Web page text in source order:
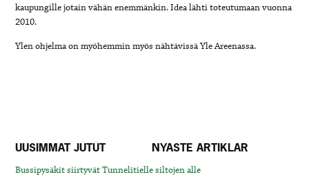
kaupungille jotain vähän enemmänkin. Idea lähti toteutumaan vuonna
2010.
Ylen ohjelma on myöhemmin myös nähtävissä Yle Areenassa.
UUSIMMAT JUTUT NYASTE ARTIKLAR
Bussipysäkit siirtyvät Tunnelitielle siltojen alle